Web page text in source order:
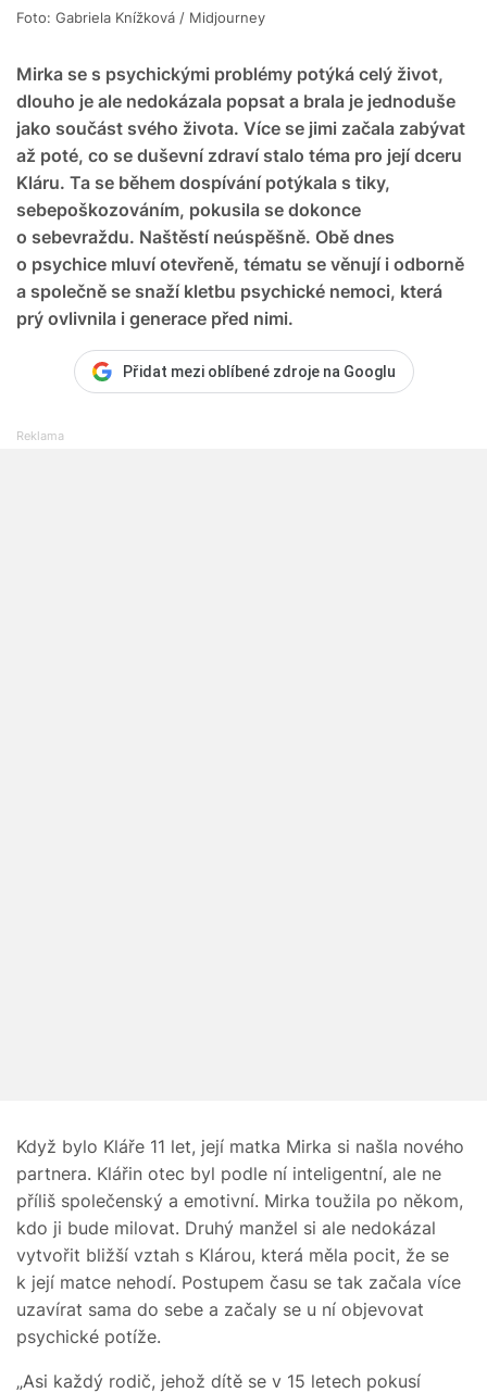
Mirka se s psychickými problémy potýká celý život,
dlouho je ale nedokázala popsat a brala je jednoduše
jako součást svého života. Více se jimi začala zabývat
až poté, co se duševní zdraví stalo téma pro její dceru
Kláru. Ta se během dospívání potýkala s tiky,
sebepoškozováním, pokusila se dokonce
o sebevraždu. Naštěstí neúspěšně. Obě dnes
o psychice mluví otevřeně, tématu se věnují i odborně
a společně se snaží kletbu psychické nemoci, která
prý ovlivnila i generace před nimi.
Foto: Gabriela Knížková / Midjourney
Přidat mezi oblíbené zdroje na Googlu
Když bylo Kláře 11 let, její matka Mirka si našla nového
partnera. Klářin otec byl podle ní inteligentní, ale ne
příliš společenský a emotivní. Mirka toužila po někom,
kdo ji bude milovat. Druhý manžel si ale nedokázal
vytvořit bližší vztah s Klárou, která měla pocit, že se
k její matce nehodí. Postupem času se tak začala více
uzavírat sama do sebe a začaly se u ní objevovat
psychické potíže.
„Asi každý rodič, jehož dítě se v 15 letech pokusí